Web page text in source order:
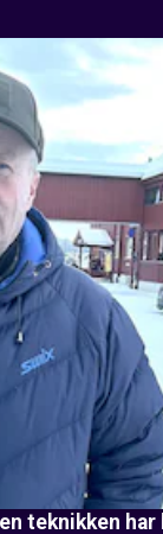
teknikken